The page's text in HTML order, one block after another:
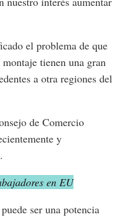
el problema de que
tienen una gran
a otra regiones del
de Comercio
y
en EU
ser una potencia